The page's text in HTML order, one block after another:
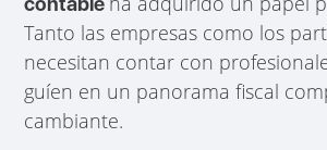
Tanto las empresas como los
necesitan contar con
guíen en un panorama fiscal
cambiante.